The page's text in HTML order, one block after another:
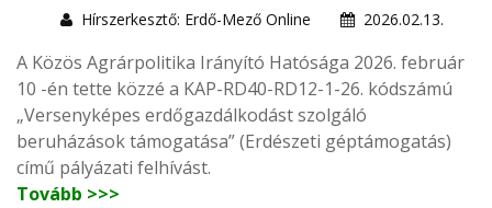
Hírszerkesztő: Erdő-Mező Online
2026.02.13.
A Közös Agrárpolitika Irányító Hatósága 2026. február
10 -én tette közzé a KAP-RD40-RD12-1-26. kódszámú
„Versenyképes erdőgazdálkodást szolgáló
beruházások támogatása” (Erdészeti géptámogatás)
című pályázati felhívást.
Tovább >>>